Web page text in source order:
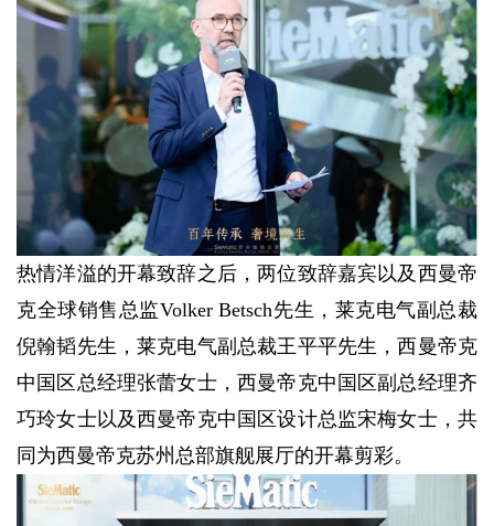
热情洋溢的开幕致辞之后，两位致辞嘉宾以及西曼帝
克全球销售总监Volker Betsch先生，莱克电气副总裁
倪翰韬先生，莱克电气副总裁王平平先生，西曼帝克
中国区总经理张蕾女士，西曼帝克中国区副总经理齐
巧玲女士以及西曼帝克中国区设计总监宋梅女士，共
同为西曼帝克苏州总部旗舰展厅的开幕剪彩。